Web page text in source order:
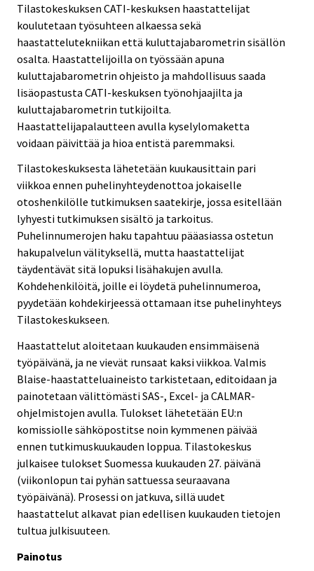
Tilastokeskuksen CATI-keskuksen haastattelijat
koulutetaan työsuhteen alkaessa sekä
haastattelutekniikan että kuluttajabarometrin sisällön
osalta. Haastattelijoilla on työssään apuna
kuluttajabarometrin ohjeisto ja mahdollisuus saada
lisäopastusta CATI-keskuksen työnohjaajilta ja
kuluttajabarometrin tutkijoilta.
Haastattelijapalautteen avulla kyselylomaketta
voidaan päivittää ja hioa entistä paremmaksi.
Tilastokeskuksesta lähetetään kuukausittain pari
viikkoa ennen puhelinyhteydenottoa jokaiselle
otoshenkilölle tutkimuksen saatekirje, jossa esitellään
lyhyesti tutkimuksen sisältö ja tarkoitus.
Puhelinnumerojen haku tapahtuu pääasiassa ostetun
hakupalvelun välityksellä, mutta haastattelijat
täydentävät sitä lopuksi lisähakujen avulla.
Kohdehenkilöitä, joille ei löydetä puhelinnumeroa,
pyydetään kohdekirjeessä ottamaan itse puhelinyhteys
Tilastokeskukseen.
Haastattelut aloitetaan kuukauden ensimmäisenä
työpäivänä, ja ne vievät runsaat kaksi viikkoa. Valmis
Blaise-haastatteluaineisto tarkistetaan, editoidaan ja
painotetaan välittömästi SAS-, Excel- ja CALMAR-
ohjelmistojen avulla. Tulokset lähetetään EU:n
komissiolle sähköpostitse noin kymmenen päivää
ennen tutkimuskuukauden loppua. Tilastokeskus
julkaisee tulokset Suomessa kuukauden 27. päivänä
(viikonlopun tai pyhän sattuessa seuraavana
työpäivänä). Prosessi on jatkuva, sillä uudet
haastattelut alkavat pian edellisen kuukauden tietojen
tultua julkisuuteen.
Painotus